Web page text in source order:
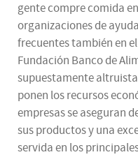
gente compre comida
organizaciones de
frecuentes también en
Fundación Banco de
supuestamente
ponen los recursos
empresas se aseguran
sus productos y una
servida en los